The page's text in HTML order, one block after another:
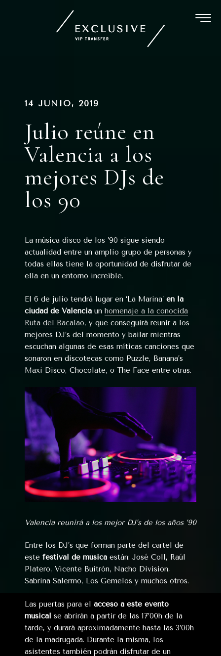
14 JUNIO, 2019
Julio reúne en
Valencia a los
mejores DJs de
los 90
La música disco de los ’90 sigue siendo
actualidad entre un amplio grupo de personas y
todas ellas tiene la oportunidad de disfrutar de
ella en un entorno increíble.
El 6 de julio tendrá lugar en ‘La Marina’ en la
ciudad de Valencia un homenaje a la conocida
Ruta del Bacalao, y que conseguirá reunir a los
mejores DJ’s del momento y bailar mientras
escuchan algunas de esas míticas canciones que
sonaron en discotecas como Puzzle, Banana’s
Maxi Disco, Chocolate, o The Face entre otras.
Valencia reunirá a los mejor DJ’s de los años ’90
Entre los DJ’s que forman parte del cartel de
este festival de música están: José Coll, Raúl
Platero, Vicente Buitrón, Nacho Division,
Sabrina Salermo, Los Gemelos y muchos otros.
Las puertas para el acceso a este evento
musical se abrirán a partir de las 17’00h de la
tarde, y durará aproximadamente hasta las 3’00h
de la madrugada. Durante la misma, los
asistentes también podrán disfrutar de un
Navegación
entradas